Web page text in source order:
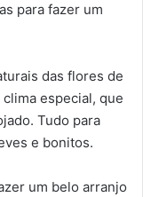
para fazer um
das flores de
especial, que
Tudo para
e bonitos.
um belo arranjo